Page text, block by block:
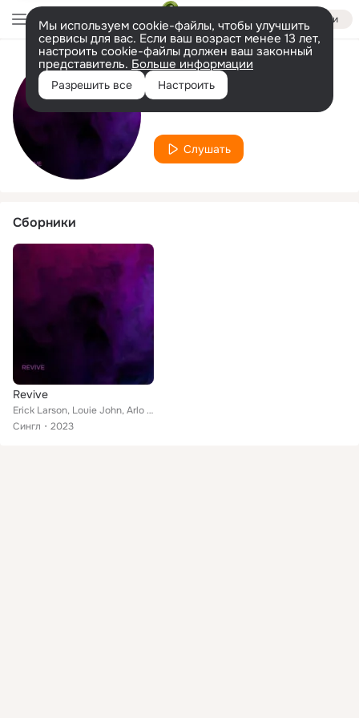
Войти
Мы используем cookie-файлы, чтобы улучшить
сервисы для вас. Если ваш возраст менее 13 лет,
настроить cookie-файлы должен ваш законный
представитель. Больше информации
Разрешить все Настроить
Исполнитель
Louie John
Слушать
Сборники
Revive
Erick Larson, Louie John, Arlo Monson
Сингл
2023